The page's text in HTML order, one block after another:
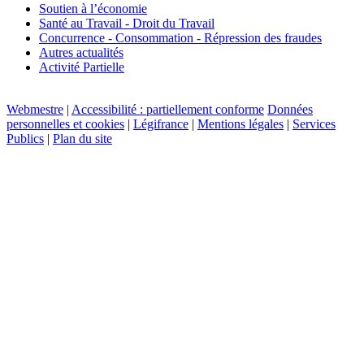
Soutien à l’économie
Santé au Travail - Droit du Travail
Concurrence - Consommation - Répression des fraudes
Autres actualités
Activité Partielle
Webmestre | Accessibilité : partiellement conforme Données
personnelles et cookies | Légifrance | Mentions légales | Services
Publics | Plan du site